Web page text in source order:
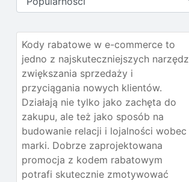
Kody rabatowe w e-commerce to
jedno z najskuteczniejszych
zwiększania sprzedaży i
przyciągania nowych klientów.
Działają nie tylko jako zachęta do
zakupu, ale też jako sposób na
budowanie relacji i lojalności wobec
marki. Dobrze zaprojektowana
promocja z kodem rabatowym
potrafi skutecznie zmotywować